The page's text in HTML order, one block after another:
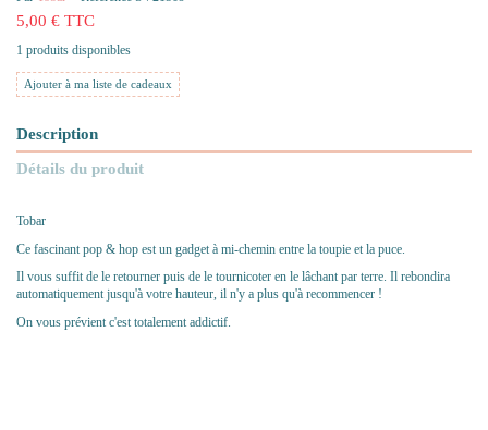
5,00 € TTC
1 produits disponibles
Ajouter à ma liste de cadeaux
Description
Détails du produit
Tobar
Ce fascinant pop & hop est un gadget à mi-chemin entre la toupie et la puce.
Il vous suffit de le retourner puis de le tournicoter en le lâchant par terre. Il rebondira
automatiquement jusqu'à votre hauteur, il n'y a plus qu'à recommencer !
On vous prévient c'est totalement addictif.